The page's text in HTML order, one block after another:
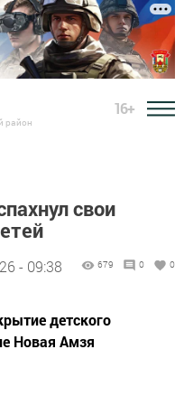
район
16+
свои
- 09:38 679 0 0
детского
Новая Амзя